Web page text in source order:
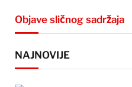
Objave sličnog sadržaja
NAJNOVIJE